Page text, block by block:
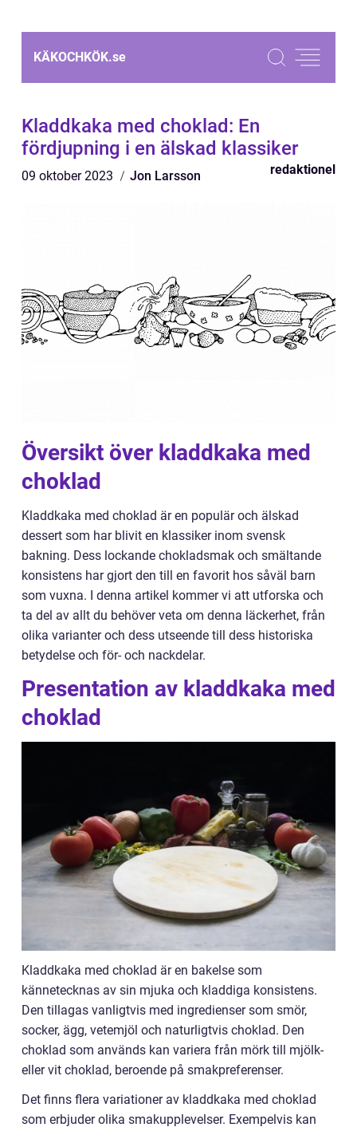
KÄKOCHKÖK.se
Kladdkaka med choklad: En
fördjupning i en älskad klassiker
09 oktober 2023 Jon Larsson redaktionel
Översikt över kladdkaka med
choklad
Kladdkaka med choklad är en populär och älskad
dessert som har blivit en klassiker inom svensk
bakning. Dess lockande chokladsmak och smältande
konsistens har gjort den till en favorit hos såväl barn
som vuxna. I denna artikel kommer vi att utforska och
ta del av allt du behöver veta om denna läckerhet, från
olika varianter och dess utseende till dess historiska
betydelse och för- och nackdelar.
Presentation av kladdkaka med
choklad
Kladdkaka med choklad är en bakelse som
kännetecknas av sin mjuka och kladdiga konsistens.
Den tillagas vanligtvis med ingredienser som smör,
socker, ägg, vetemjöl och naturligtvis choklad. Den
choklad som används kan variera från mörk till mjölk-
eller vit choklad, beroende på smakpreferenser.
Det finns flera variationer av kladdkaka med choklad
som erbjuder olika smakupplevelser. Exempelvis kan